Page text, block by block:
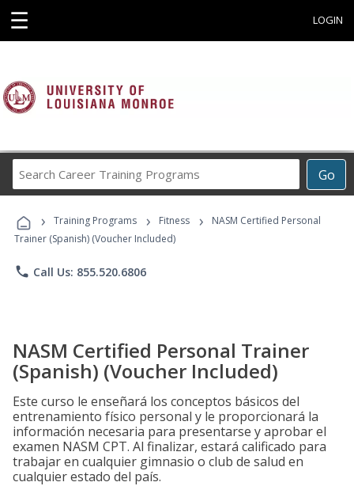
☰ LOGIN
Go
Career
Programs
› Training Programs › Fitness ›
NASM Certified Personal
Trainer (Spanish) (Voucher Included)
phone Call Us: 855.520.6806
NASM Certified Personal Trainer
(Spanish) (Voucher Included)
Este curso le enseñará los conceptos básicos del
entrenamiento físico personal y le proporcionará la
información necesaria para presentarse y aprobar el
examen NASM CPT. Al finalizar, estará calificado para
trabajar en cualquier gimnasio o club de salud en
cualquier estado del país.